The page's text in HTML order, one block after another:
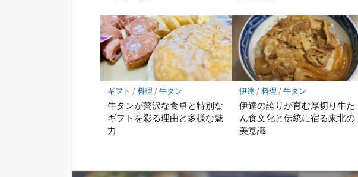
ギフト /料理/牛タン
牛タンが贅沢な食卓と特別な
ギフトを彩る理由と多様な魅
力
伊達 /料理/牛タン
伊達の誇りが育む厚切り牛た
ん食文化と伝統に宿る東北の
美意識